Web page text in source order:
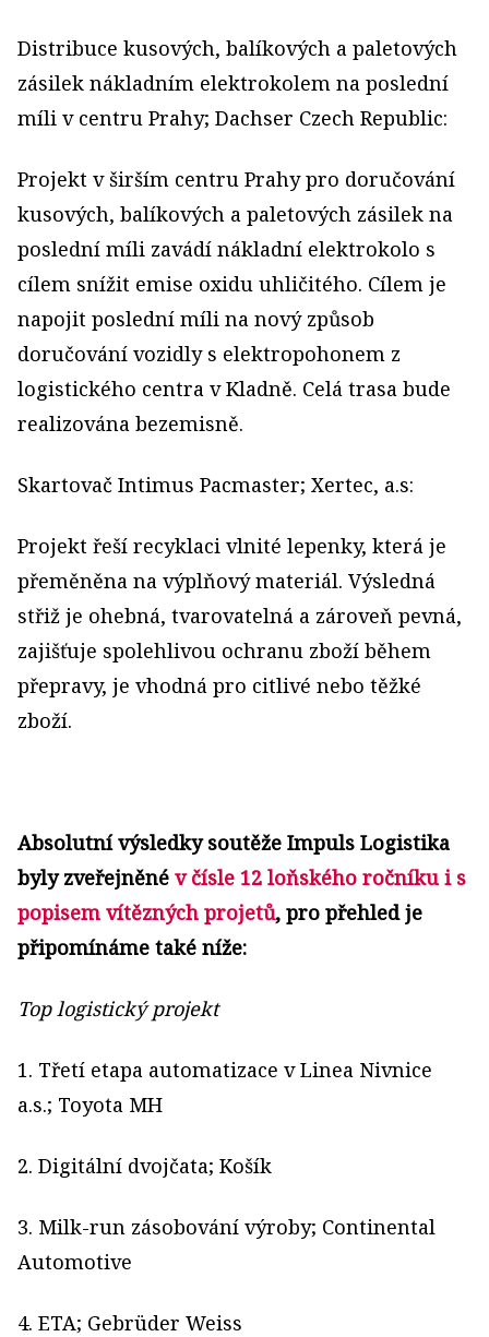
Distribuce kusových, balíkových a paletových
zásilek nákladním elektrokolem na poslední
míli v centru Prahy; Dachser Czech Republic:
Projekt v širším centru Prahy pro doručování
kusových, balíkových a paletových zásilek na
poslední míli zavádí nákladní elektrokolo s
cílem snížit emise oxidu uhličitého. Cílem je
napojit poslední míli na nový způsob
doručování vozidly s elektropohonem z
logistického centra v Kladně. Celá trasa bude
realizována bezemisně.
Skartovač Intimus Pacmaster; Xertec, a.s:
Projekt řeší recyklaci vlnité lepenky, která je
přeměněna na výplňový materiál. Výsledná
střiž je ohebná, tvarovatelná a zároveň pevná,
zajišťuje spolehlivou ochranu zboží během
přepravy, je vhodná pro citlivé nebo těžké
zboží.
Absolutní výsledky soutěže Impuls Logistika
byly zveřejněné v čísle 12 loňského ročníku i s
popisem vítězných projetů, pro přehled je
připomínáme také níže:
Top logistický projekt
1. Třetí etapa automatizace v Linea Nivnice
a.s.; Toyota MH
2. Digitální dvojčata; Košík
3. Milk-run zásobování výroby; Continental
Automotive
4. ETA; Gebrüder Weiss